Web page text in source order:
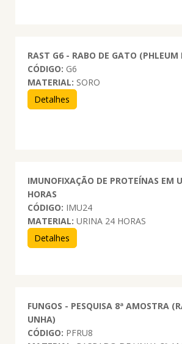
RAST G6 - RABO DE GATO (PHLEUM
CÓDIGO: G6
MATERIAL: SORO
Detalhes
IMUNOFIXAÇÃO DE PROTEÍNAS EM
HORAS
CÓDIGO: IMU24
MATERIAL: URINA 24 HORAS
Detalhes
FUNGOS - PESQUISA 8ª AMOSTRA
UNHA)
CÓDIGO: PFRU8